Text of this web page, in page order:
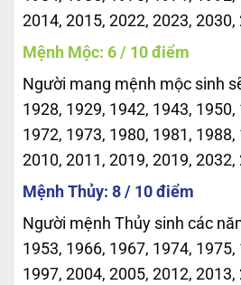
2014, 2015, 2022, 2023, 2030,
Mệnh Mộc: 6 / 10 điểm
Người mang mệnh mộc sinh
1928, 1929, 1942, 1943,
1972, 1973, 1980, 1981,
2010, 2011, 2019, 2019,
Mệnh Thủy: 8 / 10 điểm
Người mệnh Thủy sinh các
1953, 1966, 1967, 1974,
1997, 2004, 2005, 2012,